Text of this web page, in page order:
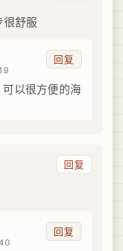
很舒服
回复
以很方便的海
回复
回复